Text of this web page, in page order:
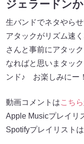
ジェラードン
生バンドでネタやら
アタックがリズム速
さんと事前にアタッ
なればと思いまタッ
ンド♪ お楽しみにー
動画コメントはこちら
Apple Musicプレイリ
Spotifyプレイリストは